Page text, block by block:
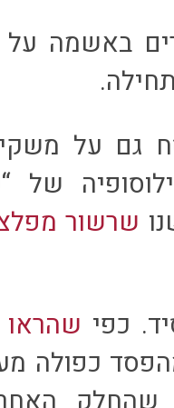
באשמה
גם על
של
שרשור
כפי שהראו
כפולה